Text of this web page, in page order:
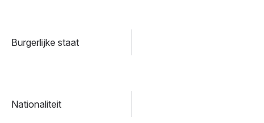
Burgerlijke staat
Nationaliteit